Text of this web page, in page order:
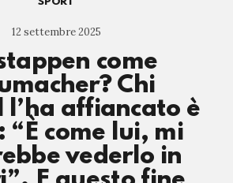
12 settembre 2025
come
Chi
l’ha affiancato è
“È come lui, mi
vederlo in